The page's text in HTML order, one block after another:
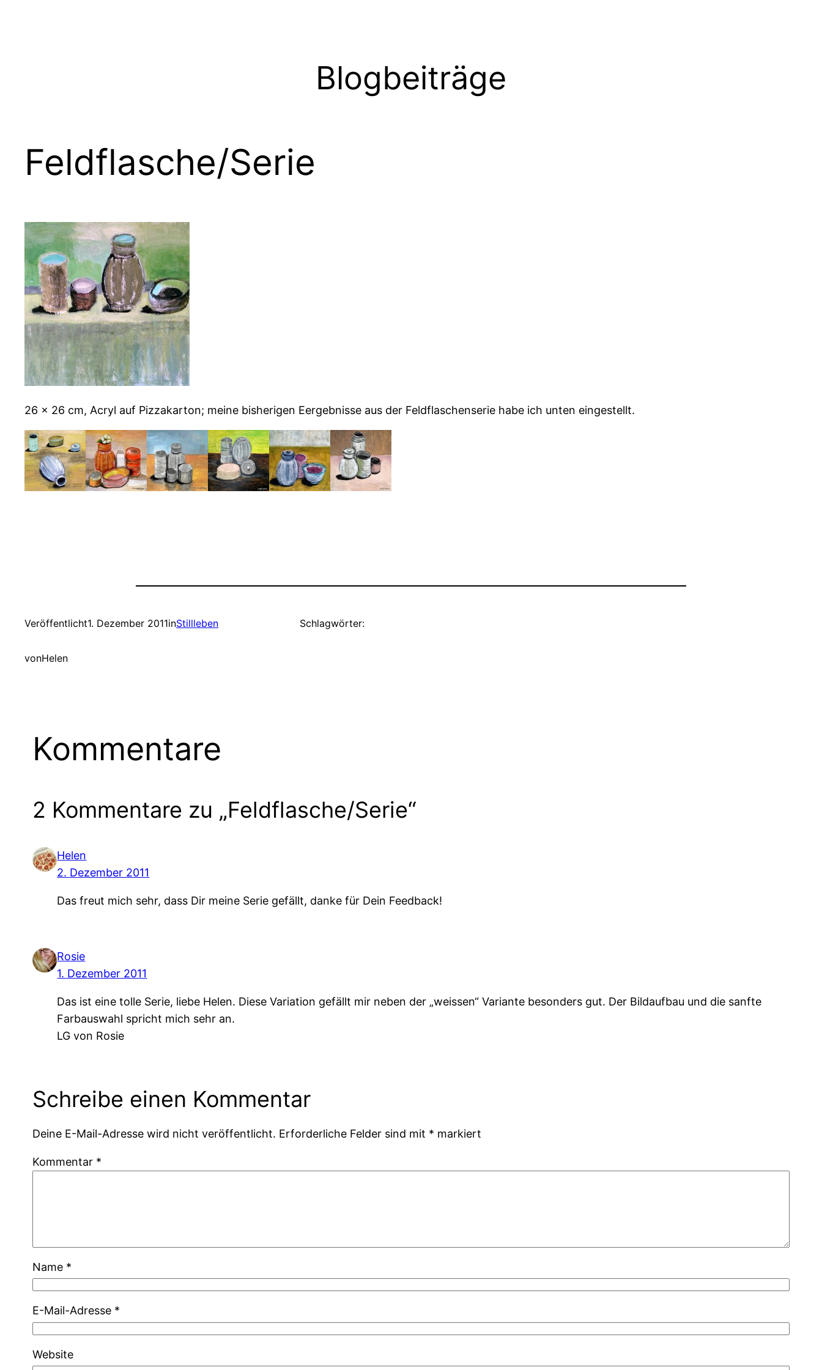
Blogbeiträge
Feldflasche/Serie
26 x 26 cm, Acryl auf Pizzakarton; meine bisherigen Eergebnisse aus der Feldflaschenserie habe ich unten eingestellt.
Veröffentlicht1. Dezember 2011inStillleben
vonHelen
Schlagwörter:
Kommentare
2 Kommentare zu „Feldflasche/Serie“
Helen
2. Dezember 2011
Das freut mich sehr, dass Dir meine Serie gefällt, danke für Dein Feedback!
Rosie
1. Dezember 2011
Das ist eine tolle Serie, liebe Helen. Diese Variation gefällt mir neben der „weissen“ Variante besonders gut. Der Bildaufbau und die sanfte
Farbauswahl spricht mich sehr an.
LG von Rosie
Schreibe einen Kommentar
Deine E-Mail-Adresse wird nicht veröffentlicht. Erforderliche Felder sind mit * markiert
Kommentar *
Name *
E-Mail-Adresse *
Website